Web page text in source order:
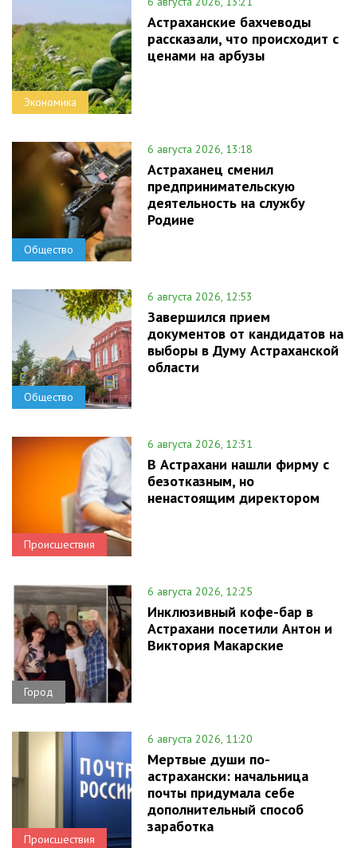
Экономика
Астраханские бахчеводы
рассказали, что происходит с
ценами на арбузы
Общество
6 августа 2026, 13:18
Астраханец сменил
предпринимательскую
деятельность на службу
Родине
Общество
6 августа 2026, 12:53
Завершился прием
документов от кандидатов на
выборы в Думу Астраханской
области
Происшествия
6 августа 2026, 12:31
В Астрахани нашли фирму с
безотказным, но
ненастоящим директором
Город
6 августа 2026, 12:25
Инклюзивный кофе-бар в
Астрахани посетили Антон и
Виктория Макарские
Происшествия
6 августа 2026, 11:20
Мертвые души по-
астрахански: начальница
почты придумала себе
дополнительный способ
заработка